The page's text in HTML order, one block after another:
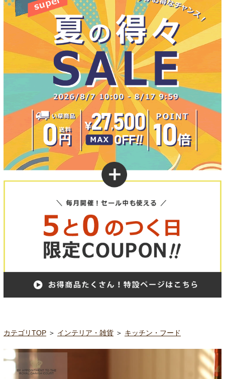
カテゴリTOP ＞ インテリア・雑貨 ＞ キッチン・フード